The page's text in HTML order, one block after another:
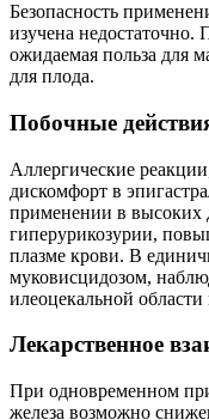
Безопасность
изучена недостаточно.
ожидаемая польза для
для плода.
Побочные
Аллергические
дискомфорт в
применении в высоких
гиперурикозурии,
плазме крови. В
муковисцидозом,
илеоцекальной
Лекарственное
При одновременном
железа возможно